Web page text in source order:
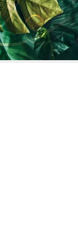
bei dir